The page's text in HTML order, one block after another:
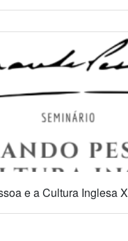
e a Cultura Inglesa X